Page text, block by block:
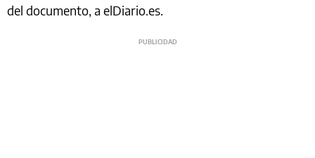
del documento, a elDiario.es.